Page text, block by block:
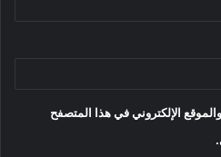
الإلكتروني في هذا المتصفح